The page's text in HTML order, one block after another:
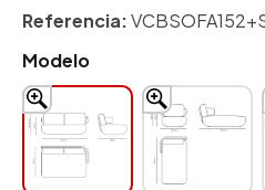
Referencia:
Modelo